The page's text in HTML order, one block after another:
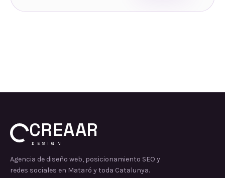
CREAAR
DESIGN
Agencia de diseño web, posicionamiento SEO y
redes sociales en Mataró y toda Catalunya.